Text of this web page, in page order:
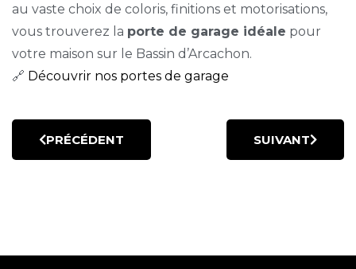
au vaste choix de coloris, finitions et motorisations,
vous trouverez la porte de garage idéale pour
votre maison sur le Bassin d’Arcachon.
🔗 Découvrir nos portes de garage
ARTICLE PRÉCÉDENT : MENUISERIES FACE AU
PRÉCÉDENT ARTICLE
SUIVANT